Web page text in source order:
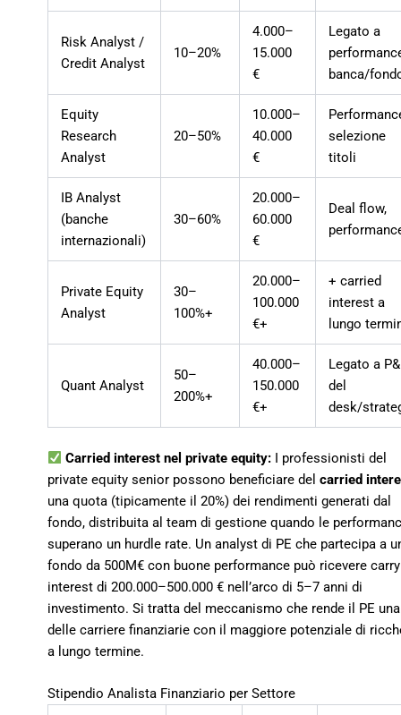
Risk Analyst /
Credit Analyst
10–20%
4.000–
15.000
€
Legato a
banca/
Equity
Research
Analyst
20–50%
10.000–
40.000
€
selezione
titoli
IB Analyst
(banche
internazionali)
30–60%
20.000–
60.000
€
Deal flow,
Private Equity
Analyst
30–
100%+
20.000–
100.000
€+
+ carried
interest a
lungo
Quant Analyst
50–
200%+
40.000–
150.000
€+
Legato a
del
desk/
Carried interest nel private equity: I professionisti del
private equity senior possono beneficiare del carried
una quota (tipicamente il 20%) dei rendimenti generati dal
fondo, distribuita al team di gestione quando le
superano un hurdle rate. Un analyst di PE che partecipa a
fondo da 500M€ con buone performance può ricevere carry
interest di 200.000–500.000 € nell’arco di 5–7 anni di
investimento. Si tratta del meccanismo che rende il PE una
delle carriere finanziarie con il maggiore potenziale di
a lungo termine.
Stipendio Analista Finanziario per Settore